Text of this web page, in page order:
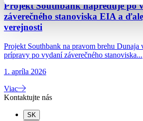
Projekt Southbank napreduje po
záverečného stanoviska EIA a
verejnosti
Projekt Southbank na pravom brehu Dunaja
prípravy po vydaní záverečného stanoviska...
1. apríla 2026
Viac
Kontaktujte nás
SK